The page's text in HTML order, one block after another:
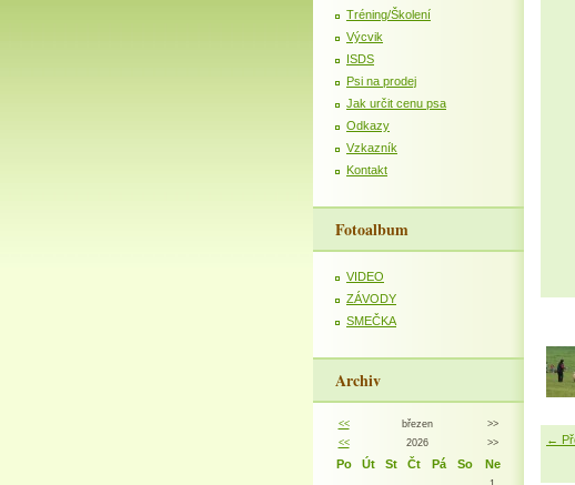
Tréning/Školení
Výcvik
ISDS
Psi na prodej
Jak určit cenu psa
Odkazy
Vzkazník
Kontakt
Fotoalbum
VIDEO
ZÁVODY
SMEČKA
Archiv
<< březen
>>
<<
2026 >>
Po Út St Čt Pá So Ne
←